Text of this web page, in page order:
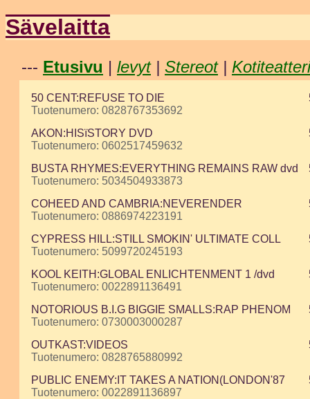
Sävelaitta
--- Etusivu | levyt| Stereot| Kotiteatteri
50 CENT:REFUSE TO DIE
Tuotenumero: 0828767353692
AKON:HISïSTORY DVD
Tuotenumero: 0602517459632
BUSTA RHYMES:EVERYTHING REMAINS RAW dvd
Tuotenumero: 5034504933873
COHEED AND CAMBRIA:NEVERENDER
Tuotenumero: 0886974223191
CYPRESS HILL:STILL SMOKIN' ULTIMATE COLL
Tuotenumero: 5099720245193
KOOL KEITH:GLOBAL ENLICHTENMENT 1 /dvd
Tuotenumero: 0022891136491
NOTORIOUS B.I.G BIGGIE SMALLS:RAP PHENOM
Tuotenumero: 0730003000287
OUTKAST:VIDEOS
Tuotenumero: 0828765880992
PUBLIC ENEMY:IT TAKES A NATION(LONDON'87
Tuotenumero: 0022891136897